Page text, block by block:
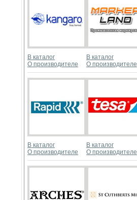
В каталог
О производителе
В каталог
О производителе
В каталог
О производителе
В каталог
О производителе